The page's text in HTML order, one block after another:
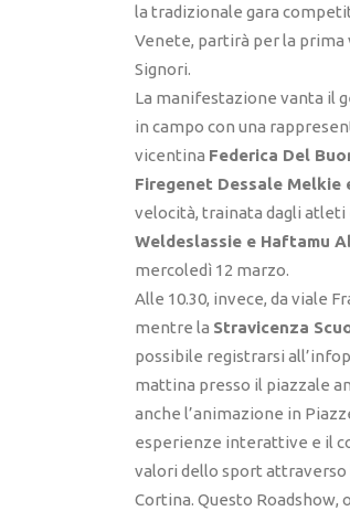
la tradizionale gara
Venete, partirà per la prima
Signori.
La manifestazione vanta il
in campo con una
vicentina Federica Del
Firegenet Dessale Melkie
velocità, trainata dagli
Weldeslassie e Haftamu
mercoledì 12 marzo.
Alle 10.30, invece, da viale
mentre la Stravicenza
possibile registrarsi
mattina presso il piazzale
anche l’animazione in
esperienze interattive e il
valori dello sport attraverso
Cortina. Questo Roadshow,